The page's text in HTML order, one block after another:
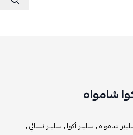
شامواه
شامواه ,سليبر أكوا ,سليبر نسائي ,